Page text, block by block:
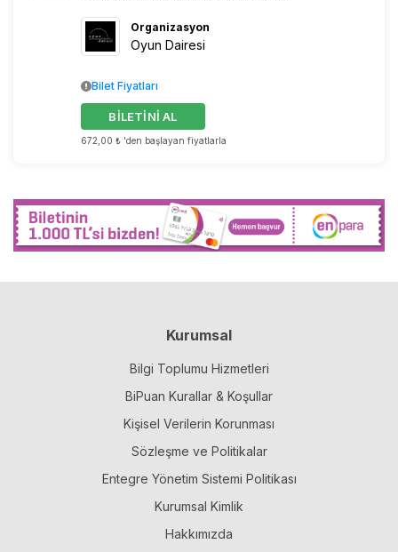
Organizasyon
Oyun Dairesi
672,00 ₺ 'den başlayan fiyatlarla
BİLETİNİ AL
Bilet Fiyatları
Kurumsal
Bilgi Toplumu Hizmetleri
BiPuan Kurallar & Koşullar
Kişisel Verilerin Korunması
Sözleşme ve Politikalar
Entegre Yönetim Sistemi Politikası
Kurumsal Kimlik
Hakkımızda